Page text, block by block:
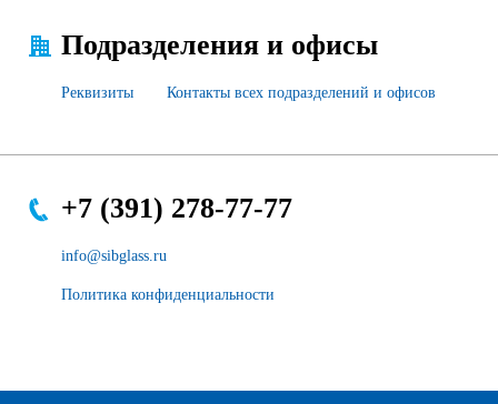
Подразделения и офисы
Реквизиты Контакты всех подразделений и офисов
+7 (391) 278-77-77
info@sibglass.ru
Политика конфиденциальности